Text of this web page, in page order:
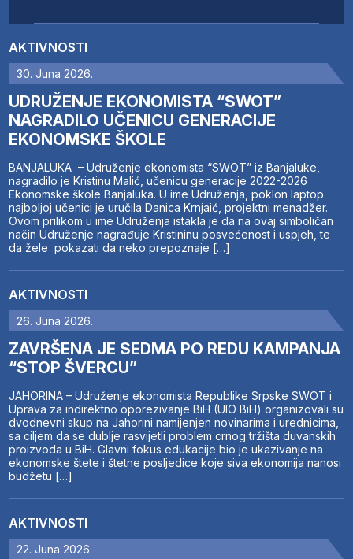
AKTIVNOSTI
30. Juna 2026.
UDRUŽENJE EKONOMISTA “SWOT”
NAGRADILO UČENICU GENERACIJE
EKONOMSKE ŠKOLE
BANJALUKA – Udruženje ekonomista “SWOT” iz Banjaluke,
nagradilo je Kristinu Malić, učenicu generacije 2022-2026
Ekonomske škole Banjaluka. U ime Udruženja, poklon laptop
najboljoj učenici je uručila Danica Krnjaić, projektni menadžer.
Ovom prilikom u ime Udruženja istakla je da na ovaj simboličan
način Udruženje nagrađuje Kristininu posvećenost i uspjeh, te
da žele pokazati da neko prepoznaje […]
AKTIVNOSTI
26. Juna 2026.
ZAVRŠENA JE SEDMA PO REDU KAMPANJA
“STOP ŠVERCU”
JAHORINA – Udruženje ekonomista Republike Srpske SWOT i
Uprava za indirektno oporezivanje BiH (UIO BiH) organizovali su
dvodnevni skup na Jahorini namijenjen novinarima i urednicima,
sa ciljem da se dublje rasvijetli problem crnog tržišta duvanskih
proizvoda u BiH. Glavni fokus edukacije bio je ukazivanje na
ekonomske štete i štetne posljedice koje siva ekonomija nanosi
budžetu […]
AKTIVNOSTI
22. Juna 2026.